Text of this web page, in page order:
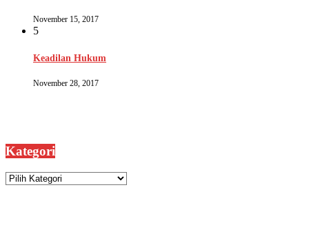
November 15, 2017
5
Keadilan Hukum
November 28, 2017
Kategori
Kategori